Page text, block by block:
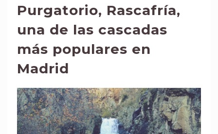
Purgatorio, Rascafría,
una de las cascadas
más populares en
Madrid